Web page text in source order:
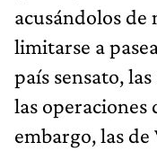
acusándolos
limitarse a
país sensato,
las operaciones
embargo, las de